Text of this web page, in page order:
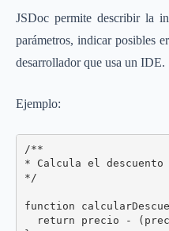
JSDoc permite describir la
parámetros, indicar posibles
desarrollador que usa un IDE.
Ejemplo:
/**
* Calcula el descuento
*/
function
return precio -